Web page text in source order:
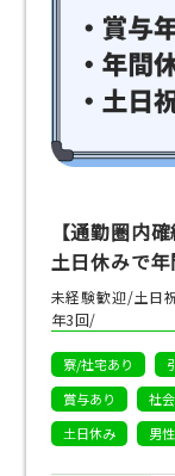
【通勤圏内
土日休みで
未経験歓迎/土日
年3回/
寮/社宅あり
賞与あり
社
土日休み
男